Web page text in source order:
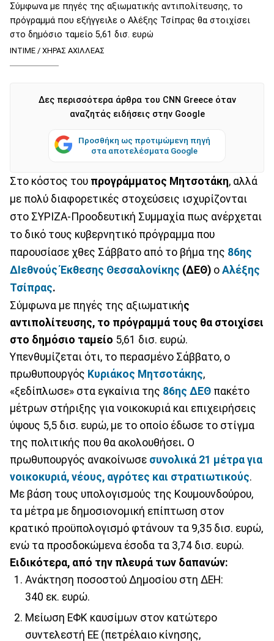
Σύμφωνα με πηγές της αξιωματικής αντιπολίτευσης, το
πρόγραμμά που εξήγγειλε ο Αλέξης Τσίπρας θα στοιχίσει
στο δημόσιο ταμείο 5,61 δισ. ευρώ
ΙΝΤΙΜΕ / ΧΗΡΑΣ ΑΧΙΛΛΕΑΣ
Δες περισσότερα άρθρα του CNN Greece όταν
αναζητάς ειδήσεις στην Google
Προσθήκη ως προτιμώμενη πηγή
στα αποτελέσματα Google
Στο κόστος του προγράμματος Μητσοτάκη, αλλά
με πολύ διαφορετικές στοχεύσεις ισχυρίζονται
στο ΣΥΡΙΖΑ-Προοδευτική Συμμαχία πως ανέρχεται
το δικό τους κυβερνητικό πρόγραμμα που
παρουσίασε χθες Σάββατο από το βήμα της 86ης
ΔΙεθνούς Έκθεσης Θεσσαλονίκης (ΔΕΘ) ο Αλέξης
Τσίπρας.
Σύμφωνα με πηγές της αξιωματικής
αντιπολίτευσης, το πρόγραμμά τους θα στοιχίσει
στο δημόσιο ταμείο 5,61 δισ. ευρώ.
Υπενθυμίζεται ότι, το περασμένο Σάββατο, ο
πρωθυπουργός Κυριάκος Μητσοτάκης,
«ξεδίπλωσε» στα εγκαίνια της 86ης ΔΕΘ πακέτο
μέτρων στήριξης για νοικοκυριά και επιχειρήσεις
ύψους 5,5 δισ. ευρώ, με το οποίο έδωσε το στίγμα
της πολιτικής που θα ακολουθήσει. Ο
πρωθυπουργός ανακοίνωσε συνολικά 21 μέτρα για
νοικοκυριά, νέους, αγρότες και στρατιωτικούς.
Με βάση τους υπολογισμούς της Κουμουνδούρου,
τα μέτρα με δημοσιονομική επίπτωση στον
κρατικό προϋπολογισμό φτάνουν τα 9,35 δισ. ευρώ,
ενώ τα προσδοκώμενα έσοδα τα 3,74 δισ. ευρώ.
Ειδικότερα, από την πλευρά των δαπανών:
Ανάκτηση ποσοστού Δημοσίου στη ΔΕΗ:
340 εκ. ευρώ.
Μείωση ΕΦΚ καυσίμων στον κατώτερο
συντελεστή ΕΕ (πετρέλαιο κίνησης,